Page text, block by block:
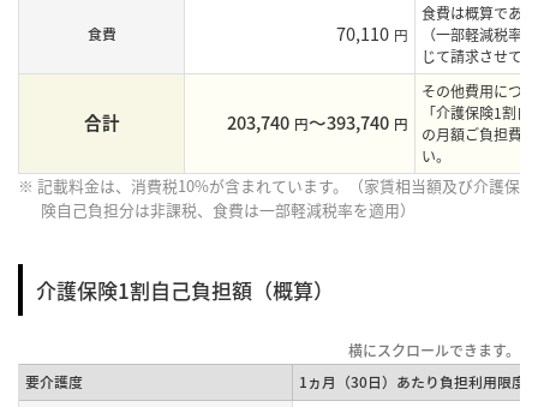
食費 70,110 円
食費は概算であ
（一部軽減税率
じて請求させて
合計 203,740 円〜393,740 円
その他費用につ
「介護保険1割
の月額ご負担費
い。
※ 記載料金は、消費税10%が含まれています。（家賃相当額及び介護保
険自己負担分は非課税、食費は一部軽減税率を適用）
介護保険1割自己負担額（概算）
要介護度
1ヵ月（30日）あたり負担利用限度